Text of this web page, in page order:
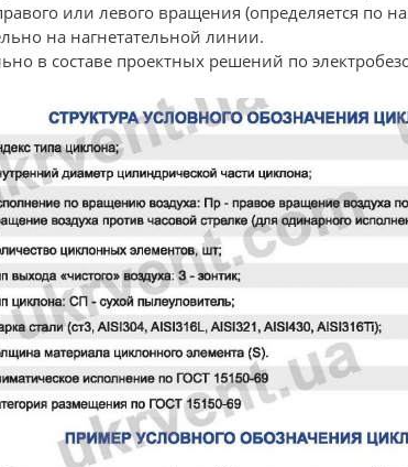
или левого вращения (определяется по
на нагнетательной линии.
в составе проектных решений по